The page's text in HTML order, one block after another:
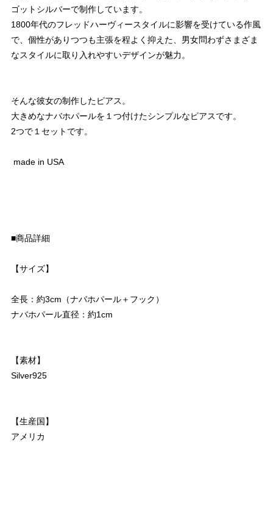
ゴットシルバーで制作しています。
1800年代のフレッドハーヴィースタイルに影響を受けている作風
で、個性がありつつも主張を程よく抑えた、男女問わずさまざま
なスタイルに取り入れやすいデザインが魅力。
そんな彼女の制作したピアス。
大きめなナバホパールを１つ付けたシンプルなピアスです。
2つで１セットです。
made in USA
■商品詳細
【サイズ】
全長：約3cm（ナバホパール＋フック）
ナバホパール直径：約1cm
【素材】
Silver925
【生産国】
アメリカ